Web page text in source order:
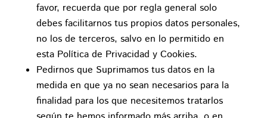
favor, recuerda que por regla general solo
debes facilitarnos tus propios datos personales,
no los de terceros, salvo en lo permitido en
esta Política de Privacidad y Cookies.
Pedirnos que Suprimamos tus datos en la
medida en que ya no sean necesarios para la
finalidad para los que necesitemos tratarlos